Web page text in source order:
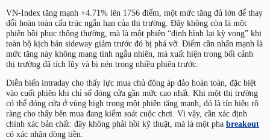
VN-Index tăng mạnh +4.71% lên 1756 điểm, một mức tăng đủ lớn để thay
đổi hoàn toàn cấu trúc ngắn hạn của thị trường. Đây không còn là một
phiên hồi phục thông thường, mà là một phiên “định hình lại kỳ vọng” khi
toàn bộ kịch bản sideway giảm trước đó bị phá vỡ. Điểm cần nhấn mạnh là
mức tăng này không mang tính ngẫu nhiên, mà xuất hiện trong bối cảnh
thị trường đã tích lũy và bị nén trong nhiều phiên trước.
Diễn biến intraday cho thấy lực mua chủ động áp đảo hoàn toàn, đặc biệt
vào cuối phiên khi chỉ số đóng cửa gần mức cao nhất. Khi một thị trường
có thể đóng cửa ở vùng high trong một phiên tăng mạnh, đó là tín hiệu rõ
ràng cho thấy bên mua đang kiểm soát cuộc chơi. Vì vậy, cần xác định
chính xác bản chất: đây không phải hồi kỹ thuật, mà là một pha breakout
có xác nhận dòng tiền.